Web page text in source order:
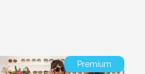
Premium